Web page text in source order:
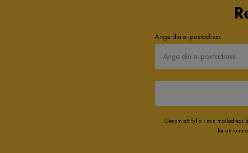
Ange din e-postadress
Genom att fylla i min mailadress
för att